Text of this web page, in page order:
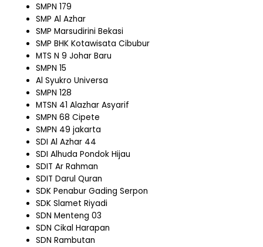
SMPN 179
SMP Al Azhar
SMP Marsudirini Bekasi
SMP BHK Kotawisata Cibubur
MTS N 9 Johar Baru
SMPN 15
Al Syukro Universa
SMPN 128
MTSN 41 Alazhar Asyarif
SMPN 68 Cipete
SMPN 49 jakarta
SDI Al Azhar 44
SDI Alhuda Pondok Hijau
SDIT Ar Rahman
SDIT Darul Quran
SDK Penabur Gading Serpon
SDK Slamet Riyadi
SDN Menteng 03
SDN Cikal Harapan
SDN Rambutan